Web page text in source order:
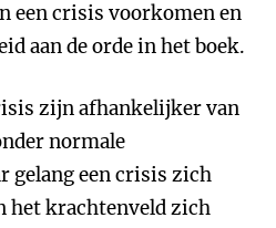
een crisis voorkomen en
aan de orde in het boek.
zijn afhankelijker van
normale
gelang een crisis zich
het krachtenveld zich